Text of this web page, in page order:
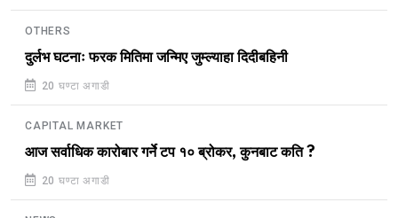
OTHERS
दुर्लभ घटनाः फरक मितिमा जन्मिए जुम्ल्याहा दिदीबहिनी
20 घण्टा अगाडी
CAPITAL MARKET
आज सर्वाधिक कारोबार गर्ने टप १० ब्रोकर, कुनबाट कति ?
20 घण्टा अगाडी